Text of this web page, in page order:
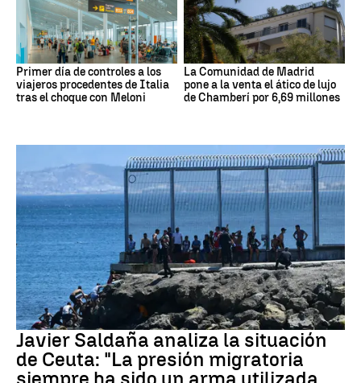
Primer día de controles a los
viajeros procedentes de Italia
tras el choque con Meloni
La Comunidad de Madrid
pone a la venta el ático de lujo
de Chamberí por 6,69 millones
Crisis migratoria Ceuta
Javier Saldaña analiza la situación
de Ceuta: "La presión migratoria